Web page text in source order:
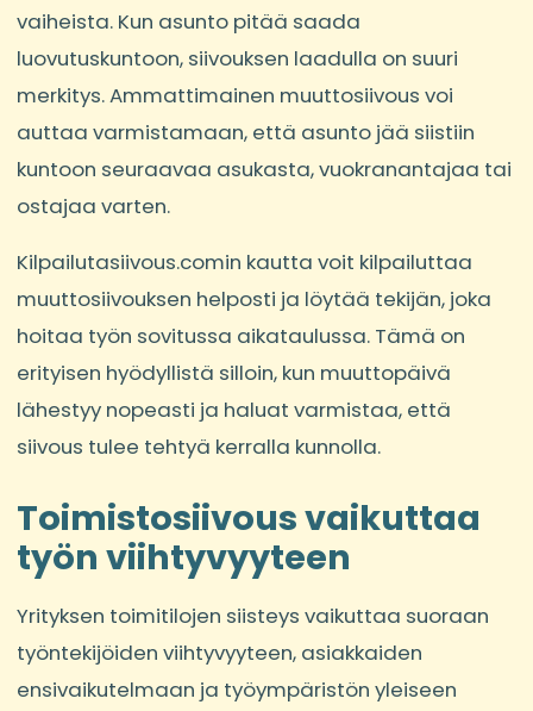
vaiheista. Kun asunto pitää saada
luovutuskuntoon, siivouksen laadulla on suuri
merkitys. Ammattimainen muuttosiivous voi
auttaa varmistamaan, että asunto jää siistiin
kuntoon seuraavaa asukasta, vuokranantajaa tai
ostajaa varten.
Kilpailutasiivous.comin kautta voit kilpailuttaa
muuttosiivouksen helposti ja löytää tekijän, joka
hoitaa työn sovitussa aikataulussa. Tämä on
erityisen hyödyllistä silloin, kun muuttopäivä
lähestyy nopeasti ja haluat varmistaa, että
siivous tulee tehtyä kerralla kunnolla.
Toimistosiivous vaikuttaa
työn viihtyvyyteen
Yrityksen toimitilojen siisteys vaikuttaa suoraan
työntekijöiden viihtyvyyteen, asiakkaiden
ensivaikutelmaan ja työympäristön yleiseen